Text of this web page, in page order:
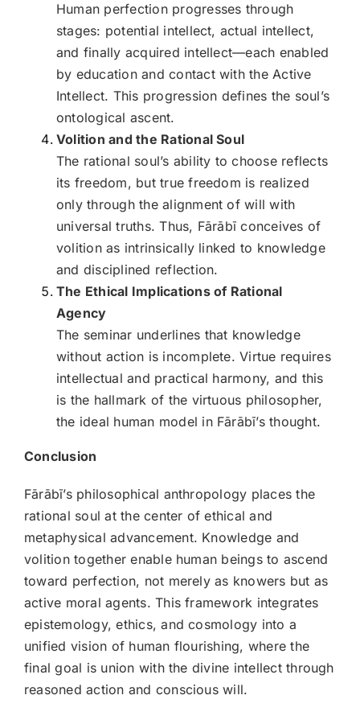
Human perfection progresses through
stages: potential intellect, actual intellect,
and finally acquired intellect—each enabled
by education and contact with the Active
Intellect. This progression defines the soul’s
ontological ascent.
Volition and the Rational Soul
The rational soul’s ability to choose reflects
its freedom, but true freedom is realized
only through the alignment of will with
universal truths. Thus, Fārābī conceives of
volition as intrinsically linked to knowledge
and disciplined reflection.
The Ethical Implications of Rational
Agency
The seminar underlines that knowledge
without action is incomplete. Virtue requires
intellectual and practical harmony, and this
is the hallmark of the virtuous philosopher,
the ideal human model in Fārābī’s thought.
Conclusion
Fārābī’s philosophical anthropology places the
rational soul at the center of ethical and
metaphysical advancement. Knowledge and
volition together enable human beings to ascend
toward perfection, not merely as knowers but as
active moral agents. This framework integrates
epistemology, ethics, and cosmology into a
unified vision of human flourishing, where the
final goal is union with the divine intellect through
reasoned action and conscious will.